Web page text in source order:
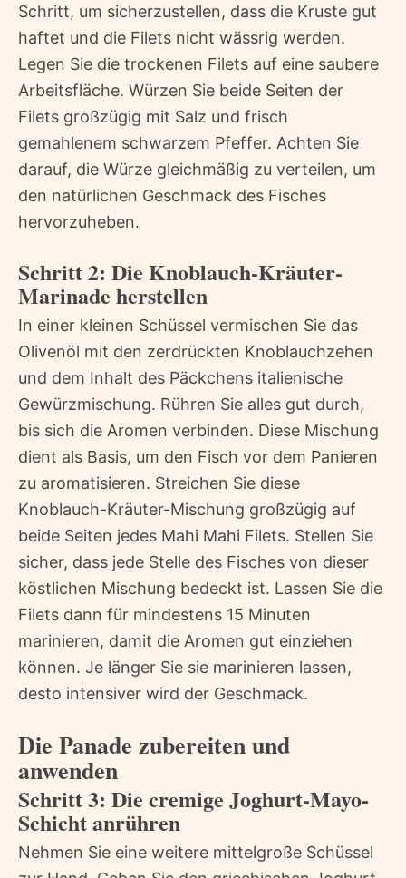
Schritt, um sicherzustellen, dass die Kruste gut
haftet und die Filets nicht wässrig werden.
Legen Sie die trockenen Filets auf eine saubere
Arbeitsfläche. Würzen Sie beide Seiten der
Filets großzügig mit Salz und frisch
gemahlenem schwarzem Pfeffer. Achten Sie
darauf, die Würze gleichmäßig zu verteilen, um
den natürlichen Geschmack des Fisches
hervorzuheben.
Schritt 2: Die Knoblauch-Kräuter-
Marinade herstellen
In einer kleinen Schüssel vermischen Sie das
Olivenöl mit den zerdrückten Knoblauchzehen
und dem Inhalt des Päckchens italienische
Gewürzmischung. Rühren Sie alles gut durch,
bis sich die Aromen verbinden. Diese Mischung
dient als Basis, um den Fisch vor dem Panieren
zu aromatisieren. Streichen Sie diese
Knoblauch-Kräuter-Mischung großzügig auf
beide Seiten jedes Mahi Mahi Filets. Stellen Sie
sicher, dass jede Stelle des Fisches von dieser
köstlichen Mischung bedeckt ist. Lassen Sie die
Filets dann für mindestens 15 Minuten
marinieren, damit die Aromen gut einziehen
können. Je länger Sie sie marinieren lassen,
desto intensiver wird der Geschmack.
Die Panade zubereiten und
anwenden
Schritt 3: Die cremige Joghurt-Mayo-
Schicht anrühren
Nehmen Sie eine weitere mittelgroße Schüssel